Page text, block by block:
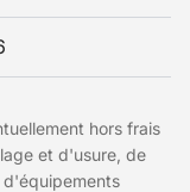
hors frais
et d'usure, de